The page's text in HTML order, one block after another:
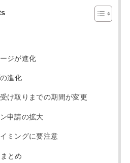
ジが進化
進化
け取りまでの期間が変更
申請の拡大
ミングに要注意
とめ